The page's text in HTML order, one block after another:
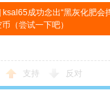
ksal65成功念出“黑灰化肥会
（尝试一下吧）
支持 反对